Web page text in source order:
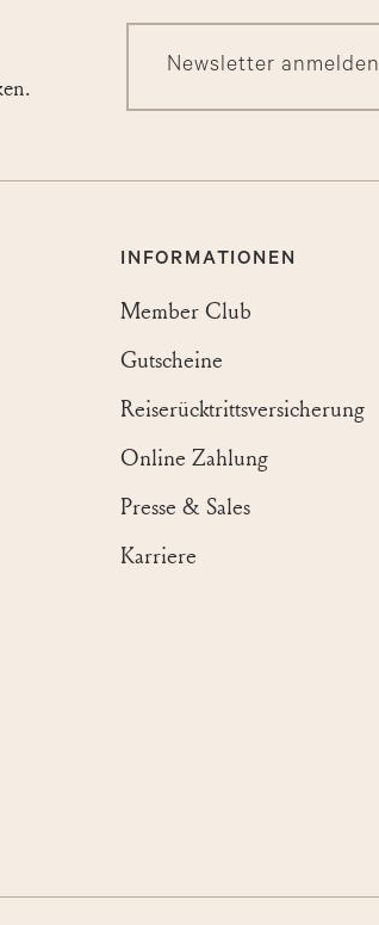
Newsletter anmelden
INFORMATIONEN
Member Club
Gutscheine
Reiserücktrittsversicherung
Online Zahlung
Presse & Sales
Karriere